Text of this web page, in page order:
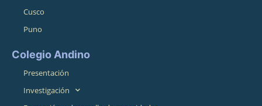
Cusco
Puno
Colegio Andino
Presentación
Investigación